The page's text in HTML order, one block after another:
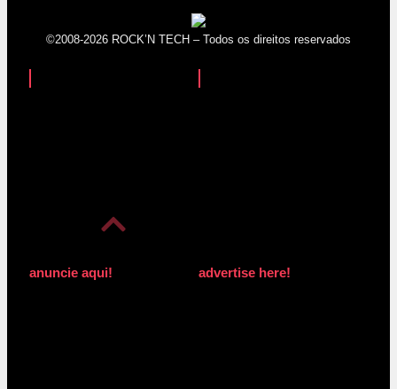
©2008-2026 ROCK’N TECH – Todos os direitos reservados
anuncie aqui! advertise here!